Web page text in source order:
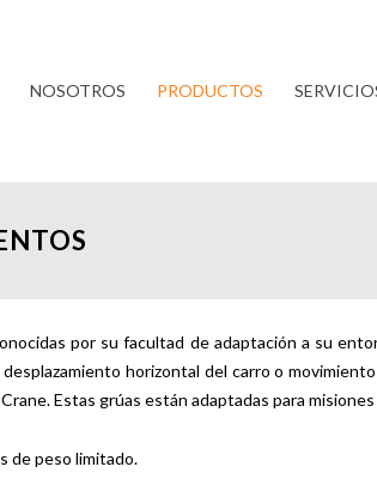
NOSOTROS PRODUCTOS
por su facultad de adaptación a su
horizontal del carro o
Estas grúas están adaptadas para
de peso limitado.